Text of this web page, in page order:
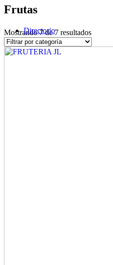
Frutas
Directorio
Mostrando 7 de 7 resultados